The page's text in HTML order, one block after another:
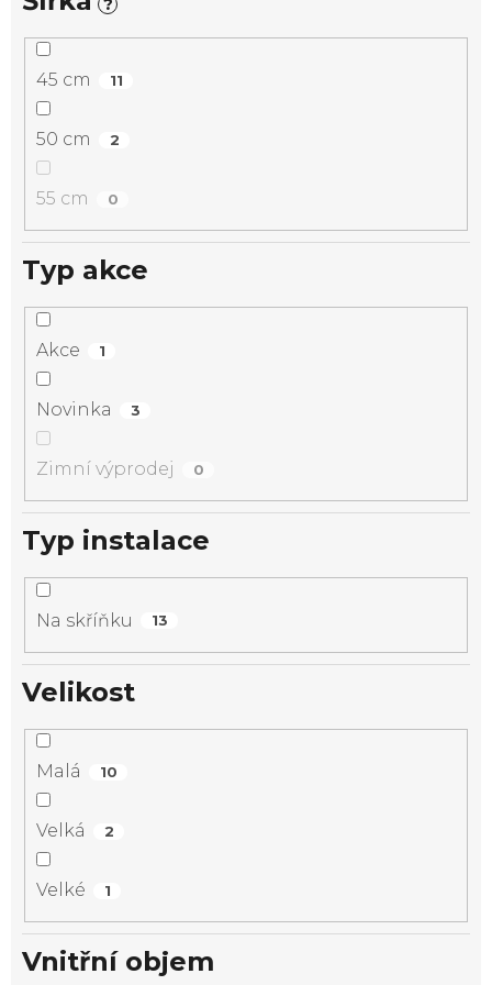
?
45 cm 11
50 cm 2
55 cm 0
Typ akce
Akce 1
Novinka 3
Zimní výprodej 0
Typ instalace
Na skříňku 13
Velikost
Malá 10
Velká 2
Velké 1
Vnitřní objem